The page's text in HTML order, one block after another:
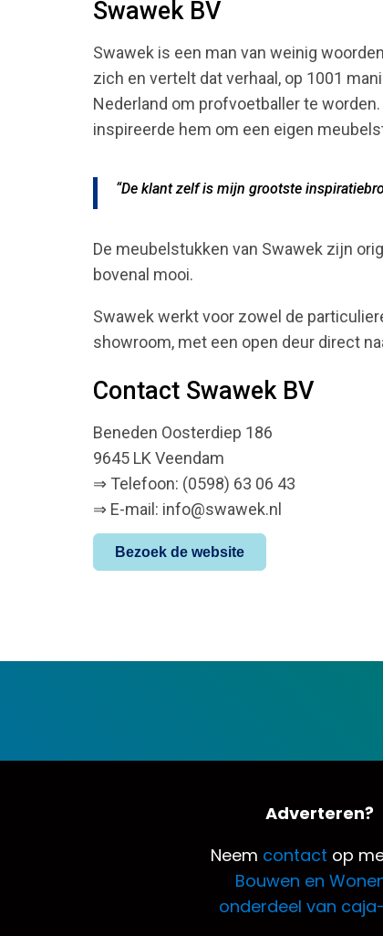
Swawek BV
Swawek is een man van weinig
zich en vertelt dat verhaal, op 1001
Nederland om profvoetballer te
inspireerde hem om een eigen
“De klant zelf is mijn grootste
De meubelstukken van Swawek zijn
bovenal mooi.
Swawek werkt voor zowel de
showroom, met een open deur direct
Contact Swawek BV
Beneden Oosterdiep 186
9645 LK Veendam
⇒ Telefoon: (0598) 63 06 43
⇒ E-mail: info@swawek.nl
Bezoek de website
Adverteren?
Neem contact op
Bouwen en
onderdeel van